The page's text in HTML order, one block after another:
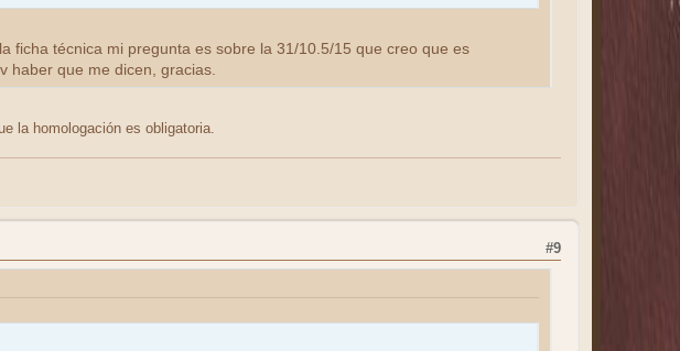
ficha técnica mi pregunta es sobre la 31/10.5/15 que creo que es
haber que me dicen, gracias.
la homologación es obligatoria.
#9